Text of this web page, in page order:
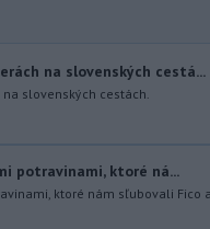
na slovenských cestá...
slovenských cestách.
potravinami, ktoré ná...
ktoré nám sľubovali Fico a